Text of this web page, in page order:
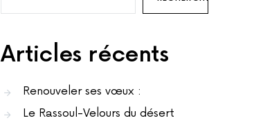
Articles récents
Renouveler ses vœux :
Le Rassoul-Velours du désert